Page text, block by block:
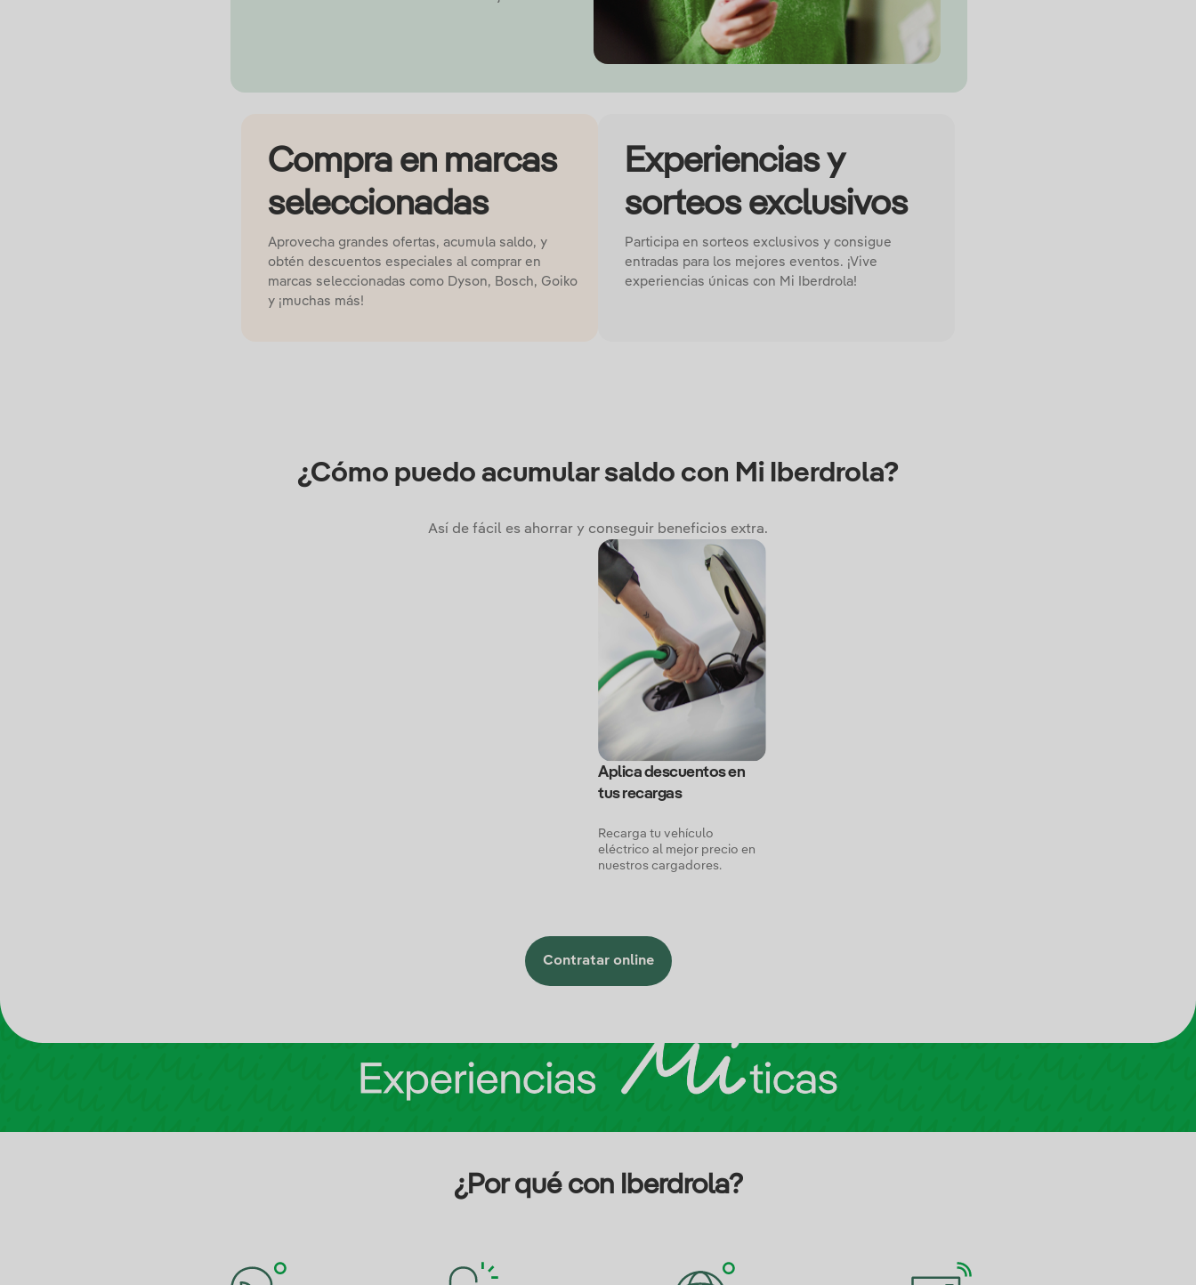
Compra en marcas
seleccionadas
Aprovecha grandes ofertas, acumula saldo, y
obtén descuentos especiales al comprar en
marcas seleccionadas como Dyson, Bosch, Goiko
y ¡muchas más!
Experiencias y
sorteos exclusivos
Participa en sorteos exclusivos y consigue
entradas para los mejores eventos. ¡Vive
experiencias únicas con Mi Iberdrola!
¿Cómo puedo acumular saldo con Mi Iberdrola?
Así de fácil es ahorrar y conseguir beneficios extra.
Aplica descuentos en
tus recargas
Recarga tu vehículo
eléctrico al mejor precio en
nuestros cargadores.
Contratar online
¿Por qué con Iberdrola?